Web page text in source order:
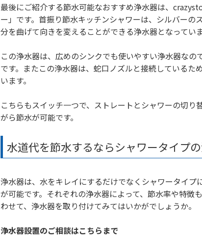
最後にご紹介する節水可能なおすすめ浄水器は、
ー」です。首振り節水キッチンシャワーは、シルバーの
分を曲げて向きを変えることができる浄水器となっていま
この浄水器は、広めのシンクでも使いやすい浄水器なの
です。またこの浄水器は、蛇口ノズルと接続しているた
います。
こちらもスイッチ一つで、ストレートとシャワーの切り
がら節水が可能です。
水道代を節水するならシャワータイプ
浄水器は、水をキレイにするだけでなくシャワータイプ
が可能です。それぞれの浄水器によって、節水率や特徴
わせて、浄水器を取り付けてみてはいかがでしょうか。
浄水器設置のご相談はこちらまで